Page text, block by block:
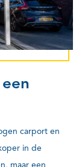
carport en
in de